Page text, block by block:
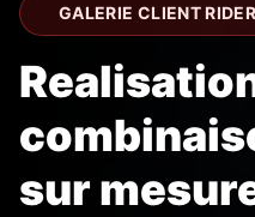
GALERIE CLIENT
sur